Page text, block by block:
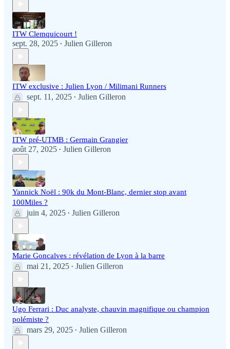
ITW Clemquicourt !
sept. 28, 2025 • Julien Gilleron
ITW exclusive : Julien Lyon / Milimani Runners
sept. 11, 2025 • Julien Gilleron
ITW pré-UTMB : Germain Grangier
août 27, 2025 • Julien Gilleron
Yannick Noël : 90k du Mont-Blanc, dernier stop avant
100Miles ?
juin 4, 2025 • Julien Gilleron
Marie Goncalves : révélation de Lyon à la barre
mai 21, 2025 • Julien Gilleron
Ugo Ferrari : Duc analyste, chauvin magnifique ou champion
polémiste ?
mars 29, 2025 • Julien Gilleron